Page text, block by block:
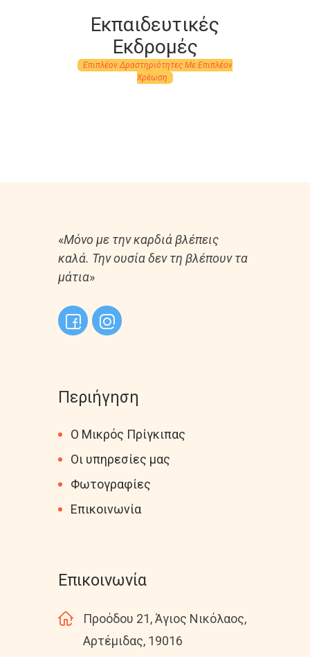
Εκπαιδευτικές
Εκδρομές
Επιπλέον Δραστηριότητες Mε Eπιπλέον
Xρέωση
«Μόνο με την καρδιά βλέπεις
καλά. Την ουσία δεν τη βλέπουν τα
μάτια»
Περιήγηση
Ο Μικρός Πρίγκιπας
Οι υπηρεσίες μας
Φωτογραφίες
Επικοινωνία
Επικοινωνία
Προόδου 21, Άγιος Νικόλαος,
Αρτέμιδας, 19016